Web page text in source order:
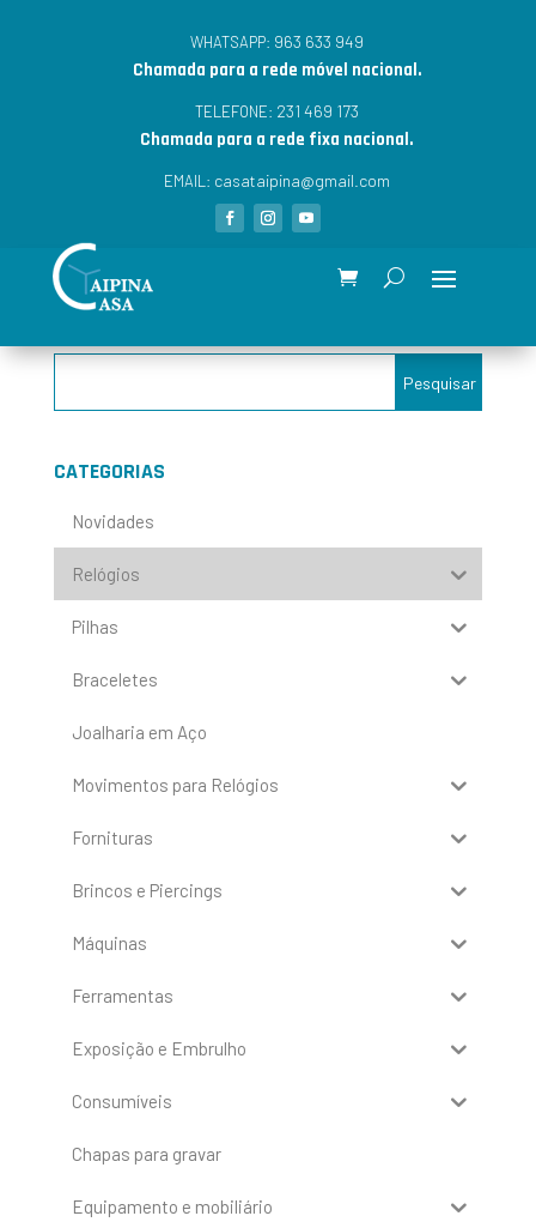
WHATSAPP: 963 633 949
Chamada para a rede móvel nacional.
TELEFONE: 231 469 173
Chamada para a rede fixa nacional.
EMAIL: casataipina@gmail.com
CATEGORIAS
Novidades
Relógios
Pilhas
Braceletes
Joalharia em Aço
Movimentos para Relógios
Fornituras
Brincos e Piercings
Máquinas
Ferramentas
Exposição e Embrulho
Consumíveis
Chapas para gravar
Equipamento e mobiliário